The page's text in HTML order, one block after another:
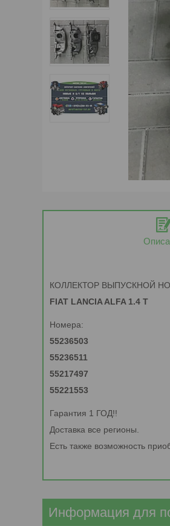
КОЛЛЕКТОР ВЫПУСКНОЙ
FIAT LANCIA ALFA 1.4 T
Номера:
55236503
55236511
55217497
55221553
Гарантия 1 ГОД!!
Доставка все регионы.
Есть также возможность
Информация для